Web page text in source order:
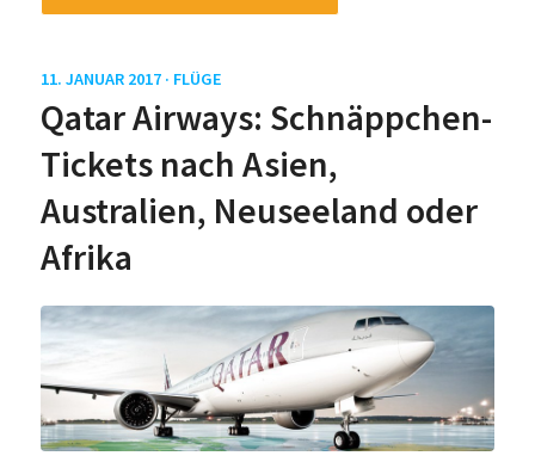
11. JANUAR 2017 · FLÜGE
Qatar Airways: Schnäppchen-
Tickets nach Asien,
Australien, Neuseeland oder
Afrika